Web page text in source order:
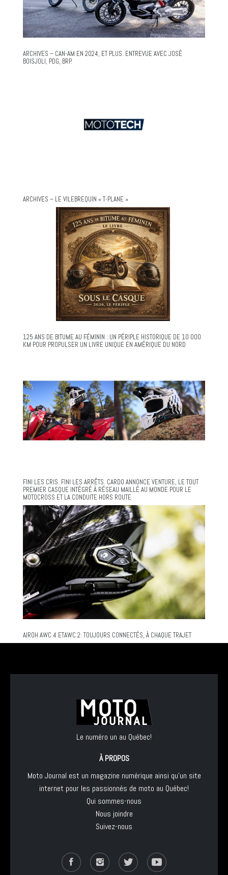
ARCHIVES – CAN-AM EN 2024, ET PLUS. ENTREVUE AVEC JOSÉ
BOISJOLI, PDG, BRP.
ARCHIVES – LE VILEBREQUIN « T-PLANE »
125 ANS DE BITUME AU FÉMININ : UN PÉRIPLE HISTORIQUE DE 10 000
KM POUR PROPULSER UN LIVRE UNIQUE EN AMÉRIQUE DU NORD
FINI LES CRIS. FINI LES ARRÊTS. CARDO ANNONCE VENTURE, LE TOUT
PREMIER CASQUE INTÉGRÉ À RÉSEAU MAILLÉ AU MONDE POUR LE
MOTOCROSS ET LA CONDUITE HORS ROUTE
AIROH AWC 4 ETAWC 2: TOUJOURS CONNECTÉS, À CHAQUE TRAJET
Le numéro un au Québec!
À PROPOS
Moto Journal est un magazine numérique ainsi qu'un site
internet pour les passionnés de moto au Québec!
Qui sommes-nous
Nous joindre
Suivez-nous